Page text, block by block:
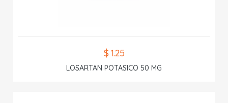
$ 1.25
LOSARTAN POTASICO 50 MG